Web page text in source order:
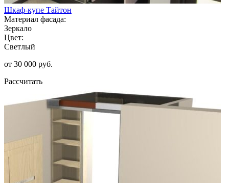
Шкаф-купе Тайтон
Материал фасада:
Зеркало
Цвет:
Светлый
от 30 000 руб.
Рассчитать